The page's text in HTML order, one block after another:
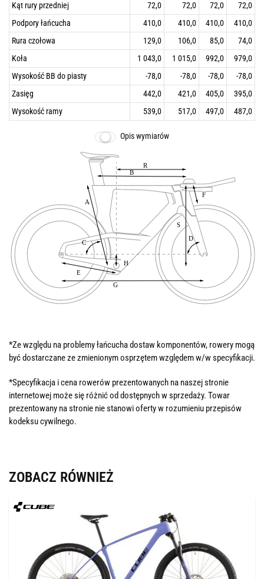
Kąt rury przedniej
72,0 72,0 72,0
72,0
Podpory łańcucha
410,0 410,0 410,0
410,0
Rura czołowa
129,0 106,0 85,0
74,0
Koła
1 043,0 1 015,0 992,0
979,0
Wysokość BB do piasty
-78,0 -78,0 -78,0
-78,0
Zasięg
442,0 421,0 405,0
395,0
Wysokość ramy
539,0 517,0 497,0 487,0
Opis wymiarów
*Ze względu na problemy łańcucha dostaw komponentów, rowery mogą
być dostarczane ze zmienionym osprzętem względem w/w specyfikacji.
*Specyfikacja i cena rowerów prezentowanych na naszej stronie
internetowej może się różnić od dostępnych w sprzedaży. Towar
prezentowany na stronie nie stanowi oferty w rozumieniu przepisów
kodeksu cywilnego.
ZOBACZ RÓWNIEŻ